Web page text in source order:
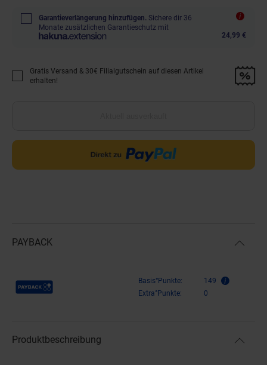
Garantieverlängerung hinzufügen. Sichere dir 36
Monate zusätzlichen Garantieschutz mit
24,99 €
Promotion "Gratis Versand &amp; 30€ Filialgutschein auf diesen Artikel
Gratis Versand & 30€ Filialgutschein auf diesen Artikel
erhalten!
PAYBACK
Payback Punkte Basis°Punkte:
149
Extra°Punkte:
0
Produktbeschreibung